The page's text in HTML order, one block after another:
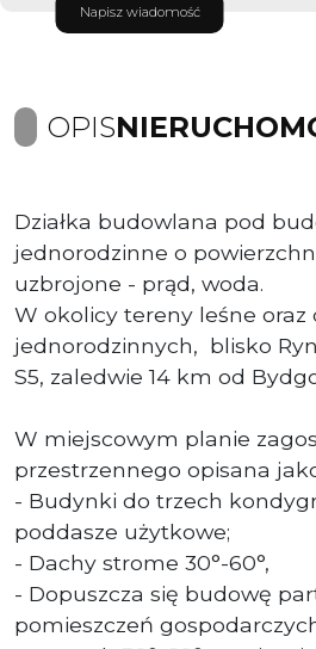
Napisz wiadomość
OPIS
Działka budowlana pod
jednorodzinne o
uzbrojone - prąd, woda.
W okolicy tereny leśne
jednorodzinnych, blisko
S5, zaledwie 14 km od
W miejscowym planie
przestrzennego opisana
- Budynki do trzech
poddasze użytkowe;
- Dachy strome 30°-60°,
- Dopuszcza się budowę
pomieszczeń